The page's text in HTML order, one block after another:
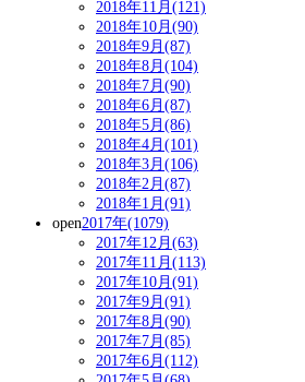
2018年11月(121)
2018年10月(90)
2018年9月(87)
2018年8月(104)
2018年7月(90)
2018年6月(87)
2018年5月(86)
2018年4月(101)
2018年3月(106)
2018年2月(87)
2018年1月(91)
open2017年(1079)
2017年12月(63)
2017年11月(113)
2017年10月(91)
2017年9月(91)
2017年8月(90)
2017年7月(85)
2017年6月(112)